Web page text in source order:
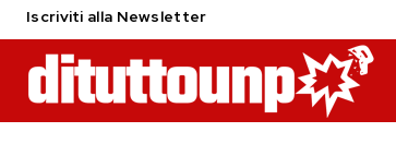
Iscriviti alla Newsletter